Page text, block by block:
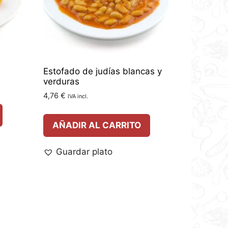
Estofado de judías blancas y
verduras
4,76 € IVA incl.
AÑADIR AL CARRITO
Guardar plato